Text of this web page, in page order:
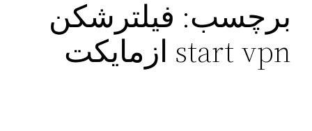
برچسب: فیلترشکن
start vpn ازمایکت